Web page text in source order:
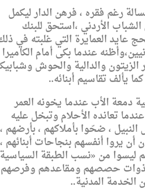
رغم فقره ، فرهن الدار ليكمل
الأردني ،استحق للبنك
عايد العمايرة التي غلبته في
عندما بكى أمام الكاميرا
والدالية والحوش
يألف تقاسيم أبنائه..
دمعة الأب عندما يخونه العمر
تعانده الأحلام وتبخل عليه
، ضحّوا بأملاكهم ، بأرضهم ،
يروا أنفسهم بنجاحات أبنائهم ،
ليسوا من «نسب الطبقة
الذوات حصصهم ومقاعدهم وفرصهم
المدنية..